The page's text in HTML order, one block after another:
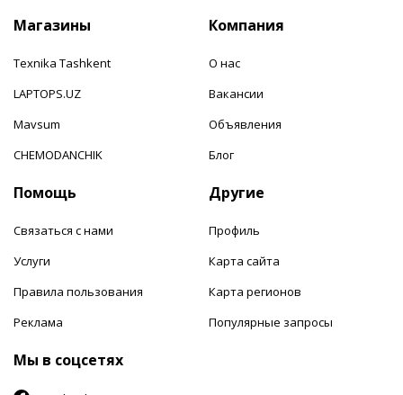
Магазины
Texnika Tashkent
LAPTOPS.UZ
Mavsum
CHEMODANCHIK
Компания
О нас
Вакансии
Объявления
Блог
Помощь
Связаться с нами
Услуги
Правила пользования
Реклама
Другие
Профиль
Карта сайта
Карта регионов
Популярные запросы
Мы в соцсетях